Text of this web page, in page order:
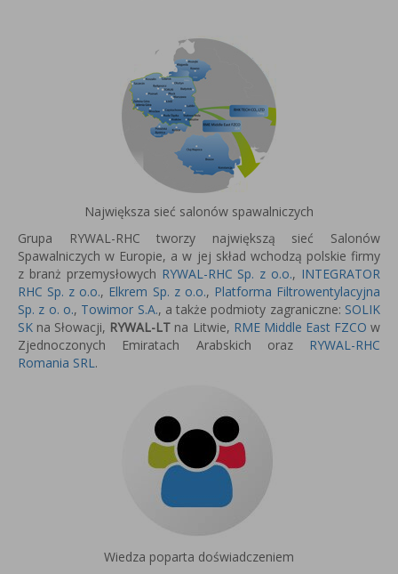
Największa sieć salonów spawalniczych
Grupa RYWAL-RHC tworzy największą sieć Salonów
Spawalniczych w Europie, a w jej skład wchodzą polskie firmy
z branż przemysłowych RYWAL-RHC Sp. z o.o., INTEGRATOR
RHC Sp. z o.o., Elkrem Sp. z o.o., Platforma Filtrowentylacyjna
Sp. z o. o., Towimor S.A., a także podmioty zagraniczne: SOLIK
SK na Słowacji, RYWAL-LT na Litwie, RME Middle East FZCO w
Zjednoczonych Emiratach Arabskich oraz RYWAL-RHC
Romania SRL.
Wiedza poparta doświadczeniem